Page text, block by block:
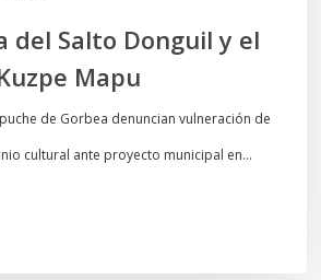
del Salto Donguil y el
Mapu
de Gorbea denuncian vulneración de
cultural ante proyecto municipal en…